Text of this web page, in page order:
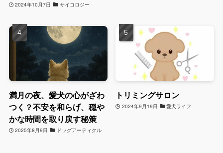
2024年10月7日 サイコロジー
満月の夜、愛犬の心がざわ
つく？不安を和らげ、穏や
かな時間を取り戻す秘策
2025年8月9日 ドッグアーティクル
トリミングサロン
2024年9月19日 愛犬ライフ